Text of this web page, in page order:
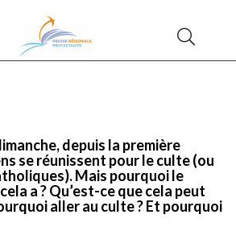
depuis la première
se réunissent pour le culte (ou
Mais pourquoi le
a ? Qu’est-ce que cela peut
aller au culte ? Et pourquoi